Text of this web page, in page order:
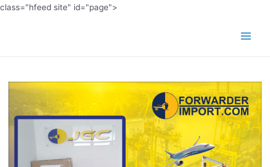
class="hfeed site" id="page">